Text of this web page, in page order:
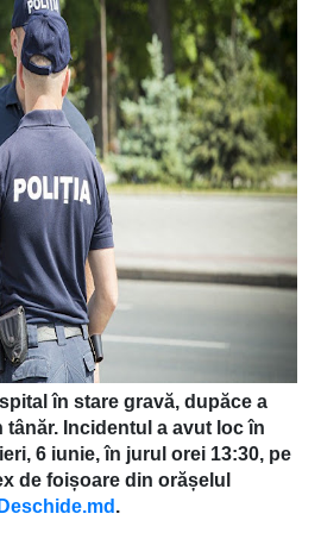
în stare gravă, dupăce a
Incidentul a avut loc în
6 iunie, în jurul orei 13:30, pe
de foișoare din orășelul
Deschide.md .